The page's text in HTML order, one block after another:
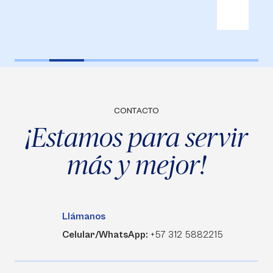
CONTACTO
¡Estamos para servir
más y mejor!
Llámanos
Celular/WhatsApp: +57 312 5882215